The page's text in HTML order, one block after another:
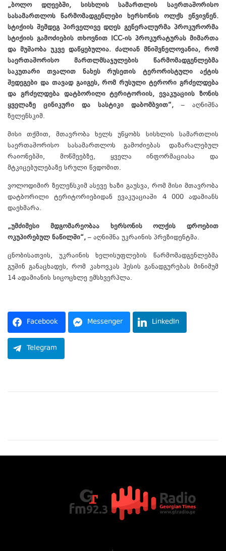
„ბოლო დღეებში, სისხლის სამართლის საერთაშორისო
სასამართლოს წარმომადგენლები ხერსონის ოლქს ეწვივნენ.
სტიქიის შემდეგ პირველივე დღეს გენერალურმა პროკურორმა
სტიქიის გამოძიების თხოვნით ICC-ის პროკურატურას მიმართა
და მუშაობა უკვე დაწყებულია. ძალიან მნიშვნელოვანია, რომ
საერთაშორისო მართლმსაჯულების წარმომადგენლებმა
საკუთარი თვალით ნახეს რუსეთის ტერორისტული აქტის
შედეგები და თავად გაიგეს, რომ რუსული ტერორი გრძელდება
და გრძელდება დატბორილი ტერიტორიის, ევაკუაციის ზონის
ყველაზე ცინიკური და სასტიკი დაბომბვით“, – აღნიშნა
ზელენსკიმ.
მისი თქმით, მთავრობა ხელს უწყობს სისხლის სამართლის
საერთაშორისო სასამართლოს გამოძიებას დაზარალებულ
რაიონებში, მოწმეებზე, ყველა ინფორმაციასა და
მტკიცებულებაზე სრული წვდომით.
ვოლოდიმირ ზელენსკიმ ასევე ხაზი გაუსვა, რომ მისი მთავრობა
დატბორილი ტერიტორიებიდან ევაკუაციაში 4 000 ადამიანს
დაეხმარა.
„უმძიმესი მდგომარეობაა ხერსონის ოლქის დროებით
ოკუპირებულ ნაწილში“, – აღნიშნა უკრაინის პრეზიდენტმა.
ცნობისათვის, უკრაინის ხელისუფლების წარმომადგენლებმა
გუშინ განაცხადეს, რომ კახოვკას ჰესის განადგურებას მინიმუმ
14 ადამიანის სიცოცხლე ემსხვერპლა.
Facebook Messenger LinkedIn
Telegram